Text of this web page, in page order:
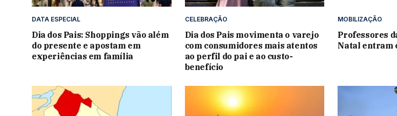
DATA ESPECIAL
Dia dos Pais: Shoppings vão além
do presente e apostam em
experiências em família
CELEBRAÇÃO
Dia dos Pais movimenta o varejo
com consumidores mais atentos
ao perfil do pai e ao custo-
benefício
MOBILIZAÇÃO
Professores
Natal entram